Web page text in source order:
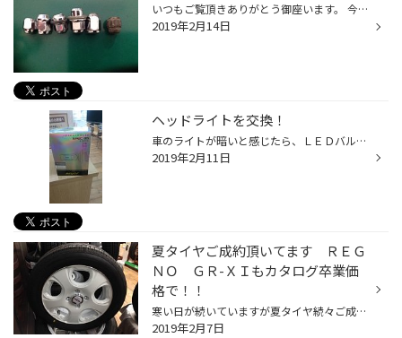
いつもご覧頂きありがとう御座います。 今日はホイールをしっかり装着する為には欠かせない部品！ﾅｯﾄについて書いてみます！ 写真の様にﾅｯﾄにも車種やホイールによってタイプが異なります。 車種、ホイールに適合したﾅｯﾄを使用しないと大変!!ﾅｯﾄ座面を変形させてしまったり、ボルトねじ山を壊してし...
2019年2月14日
ヘッドライトを交換！
車のライトが暗いと感じたら、ＬＥＤバルブに交換しませんか？ 今、純正ライトがＬＥＤ装着車もありますが、まだまだハロゲンのバルブが多いです。 夜間の走行の安全を確保するには、しっかりと歩行者が確認できる明るさが必要です。 ＬＥＤバルブは寿命も長く、明るいため、オススメです。 価格も...
2019年2月11日
夏タイヤご成約頂いてます ＲＥＧ
ＮＯ ＧＲ-ＸＩもカタログ卒業価
格で！！
寒い日が続いていますが夏タイヤ続々ご成約頂いております！ タイヤのみをお求めの方に・・・ ＲＥＧＮＯ ＧＲ－ＸＩがカタログ卒業につき 大処分価格でご用意。 サイズ・数量限定です！ ミニバン・ＳＵＶに履いても問題なし！ 最高級のタイヤをお買い得価格で！
2019年2月7日